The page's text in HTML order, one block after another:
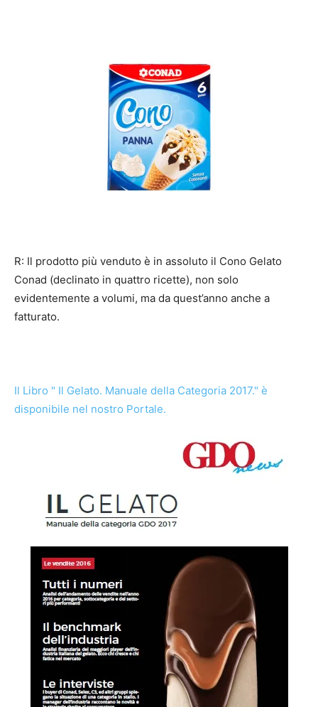
R: Il prodotto più venduto è in assoluto il Cono Gelato
Conad (declinato in quattro ricette), non solo
evidentemente a volumi, ma da quest’anno anche a
fatturato.
Il Libro " Il Gelato. Manuale della Categoria 2017." è
disponibile nel nostro Portale.